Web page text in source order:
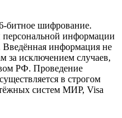
битное шифрование.
информации
информация не
за исключением случаев,
РФ. Проведение
в строгом
систем МИР, Visa